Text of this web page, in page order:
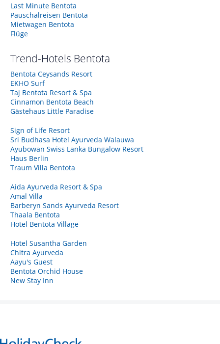
Last Minute Bentota
Pauschalreisen Bentota
Mietwagen Bentota
Flüge
Trend-Hotels Bentota
Bentota Ceysands Resort
EKHO Surf
Taj Bentota Resort & Spa
Cinnamon Bentota Beach
Gästehaus Little Paradise
Sign of Life Resort
Sri Budhasa Hotel Ayurveda Walauwa
Ayubowan Swiss Lanka Bungalow Resort
Haus Berlin
Traum Villa Bentota
Aida Ayurveda Resort & Spa
Amal Villa
Barberyn Sands Ayurveda Resort
Thaala Bentota
Hotel Bentota Village
Hotel Susantha Garden
Chitra Ayurveda
Aayu's Guest
Bentota Orchid House
New Stay Inn